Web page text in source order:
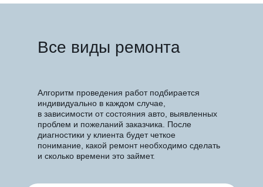
Алгоритм проведения работ подбирается
индивидуально в каждом случае,
в зависимости от состояния авто, выявленных
проблем и пожеланий заказчика. После
диагностики у клиента будет четкое
понимание, какой ремонт необходимо сделать
и сколько времени это займет.
Все виды ремонта